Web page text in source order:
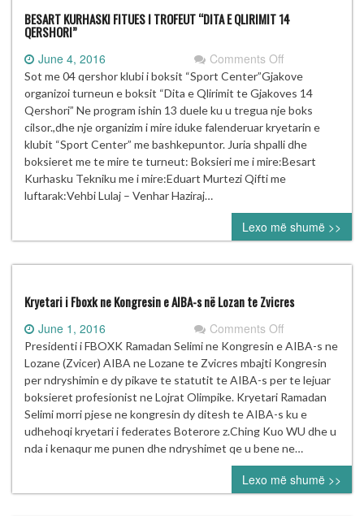
BESART KURHASKI FITUES I TROFEUT “DITA E QLIRIMIT 14
QERSHORI”
June 4, 2016 Comments Offon
BESART
KURHASKI
FITUES
I
TROFEUT
“DITA
E
14
QERSHORI”
Sot me 04 qershor klubi i boksit “Sport Center”Gjakove
organizoi turneun e boksit “Dita e Qlirimit te Gjakoves 14
Qershori” Ne program ishin 13 duele ku u tregua nje boks
cilsor.,dhe nje organizim i mire iduke falenderuar kryetarin e
klubit “Sport Center” me bashkepuntor. Juria shpalli dhe
boksieret me te mire te turneut: Boksieri me i mire:Besart
Kurhasku Tekniku me i mire:Eduart Murtezi Qifti me
luftarak:Vehbi Lulaj – Venhar Haziraj…
Lexo më shumë >>
Kryetari i Fboxk ne Kongresin e AIBA-s në Lozan te Zvicres
June 1, 2016 Comments Offon
Kryetari
i
Fboxk
ne
Kongresin
e
AIBA-
s
në
Lozan
Presidenti i FBOXK Ramadan Selimi ne Kongresin e AIBA-s ne
Lozane (Zvicer) AIBA ne Lozane te Zvicres mbajti Kongresin
per ndryshimin e dy pikave te statutit te AIBA-s per te lejuar
boksieret profesionist ne Lojrat Olimpike. Kryetari Ramadan
Selimi morri pjese ne kongresin dy ditesh te AIBA-s ku e
udhehoqi kryetari i federates Boterore z.Ching Kuo WU dhe u
nda i kenaqur me punen dhe ndryshimet qe u bene ne…
Lexo më shumë >>